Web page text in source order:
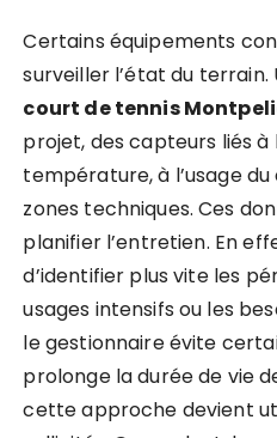
Certains équipements
surveiller l’état du terrain.
court de tennis
projet, des capteurs liés à
température, à l’usage
zones techniques. Ces
planifier l’entretien. En
d’identifier plus vite les
usages intensifs ou les
le gestionnaire évite
prolonge la durée de vie
cette approche devient